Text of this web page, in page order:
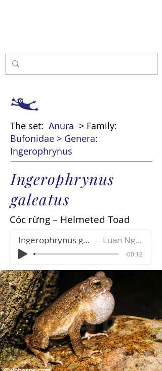
The set: Anura > Family:
Bufonidae > Genera:
Ingerophrynus
Ingerophrynus
galeatus
Cóc rừng – Helmeted Toad
Ingerophrynus galeatus Luan Nguyen
-00:12